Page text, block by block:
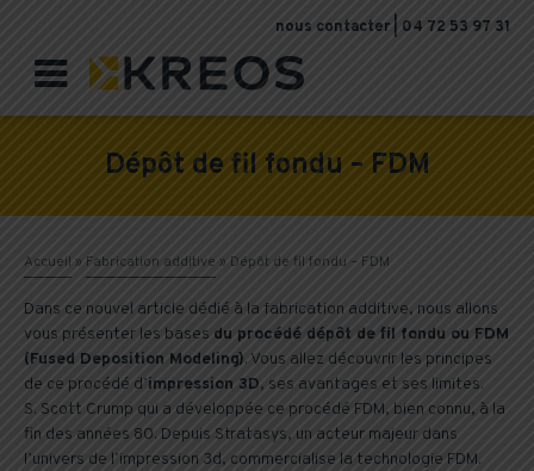
nous contacter 04 72 53 97 31

Dépôt de fil fondu – FDM
Accueil » Fabrication additive » Dépôt de fil fondu – FDM
Dans ce nouvel article dédié à la fabrication additive, nous allons
vous présenter les bases du procédé dépôt de fil fondu ou FDM
(Fused Deposition Modeling). Vous allez découvrir les principes
de ce procédé d’impression 3D, ses avantages et ses limites.
S. Scott Crump qui a développée ce procédé FDM, bien connu, à la
fin des années 80. Depuis Stratasys, un acteur majeur dans
l’univers de l’impression 3d, commercialise la technologie FDM.